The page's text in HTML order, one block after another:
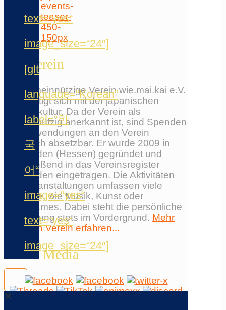
text=“yes“
image_size=“24″]
[glt
language=“Korean“
label=“한
국
어“
image=“yes“
text=“yes“
image_size=“24″]
✕
Der Verein
Der gemeinnützige Verein wie.mai.kai e.V.
beschäftigt sich mit der japanischen
Populärkultur. Da der Verein als
gemeinnützig anerkannt ist, sind Spenden
und Zuwendungen an den Verein
steuerlich absetzbar. Er wurde 2009 in
Wiesbaden (Hessen) gegründet und
anschließend in das Vereinsregister
Wiesbaden eingetragen. Die Aktivitäten
und Veranstaltungen umfassen viele
Bereiche, wie Musik, Kunst oder
Videogames. Dabei steht die persönliche
Begegnung stets im Vordergrund. Mehr
über den Verein erfahren...
Social Media